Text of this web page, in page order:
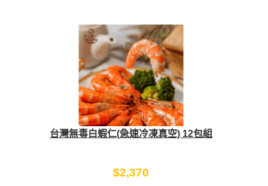
台灣無毒白蝦仁(急速冷凍真空) 12包組
$2,370